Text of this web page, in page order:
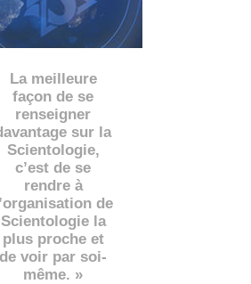
La meilleure
façon de se
renseigner
sur la
Scientologie,
c’est de se
rendre à
de
Scientologie la
plus proche et
de voir par soi-
même. »